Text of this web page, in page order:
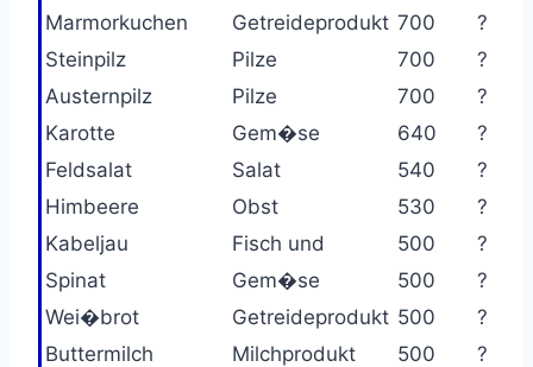
Marmorkuchen
Getreideprodukt 700
?
Steinpilz
Pilze 700
?
Austernpilz
Pilze 700
?
Karotte
Gem�se 640
?
Feldsalat
Salat 540
?
Himbeere
Obst 530
?
Kabeljau
Fisch und 500
?
Spinat
Gem�se 500
?
Wei�brot
Getreideprodukt 500
?
Buttermilch
Milchprodukt 500
?